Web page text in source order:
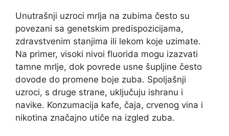
Unutrašnji uzroci mrlja na zubima često su
povezani sa genetskim predispozicijama,
zdravstvenim stanjima ili lekom koje uzimate.
Na primer, visoki nivoi fluorida mogu izazvati
tamne mrlje, dok povrede usne šupljine često
dovode do promene boje zuba. Spoljašnji
uzroci, s druge strane, uključuju ishranu i
navike. Konzumacija kafe, čaja, crvenog vina i
nikotina značajno utiče na izgled zuba.